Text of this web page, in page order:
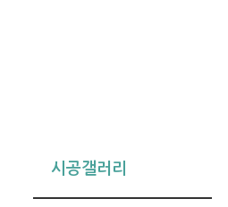
시공갤러리